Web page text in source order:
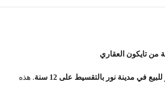
في مدينة نور بالتقسيط على 12 سنة
. هذه